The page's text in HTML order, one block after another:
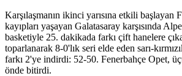
Karşılaşmanın ikinci yarısına etkili başlayan
kayıpları yaşayan Galatasaray karşısında
basketiyle 25. dakikada farkı çift hanelere
toparlanarak 8-0'lık seri elde eden sarı-
farkı 2'ye indirdi: 52-50. Fenerbahçe Opet,
önde bitirdi.